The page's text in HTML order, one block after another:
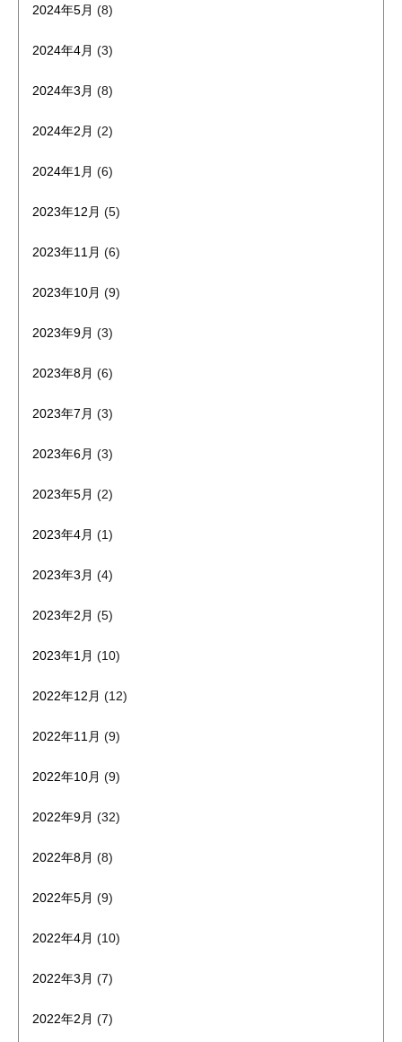
2024年5月 (8)
2024年4月 (3)
2024年3月 (8)
2024年2月 (2)
2024年1月 (6)
2023年12月 (5)
2023年11月 (6)
2023年10月 (9)
2023年9月 (3)
2023年8月 (6)
2023年7月 (3)
2023年6月 (3)
2023年5月 (2)
2023年4月 (1)
2023年3月 (4)
2023年2月 (5)
2023年1月 (10)
2022年12月 (12)
2022年11月 (9)
2022年10月 (9)
2022年9月 (32)
2022年8月 (8)
2022年5月 (9)
2022年4月 (10)
2022年3月 (7)
2022年2月 (7)